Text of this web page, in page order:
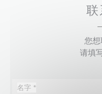
联
您
请填